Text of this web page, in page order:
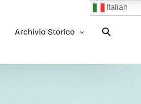
Archivio Storico
Italian